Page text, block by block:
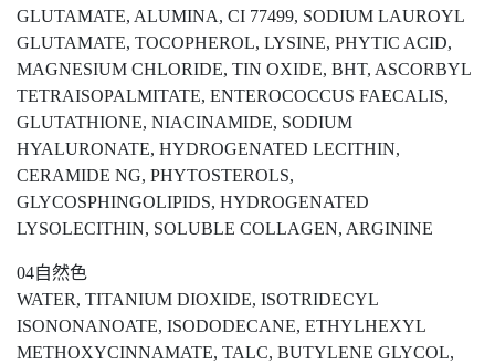
GLUTAMATE, ALUMINA, CI 77499, SODIUM LAUROYL
GLUTAMATE, TOCOPHEROL, LYSINE, PHYTIC ACID,
MAGNESIUM CHLORIDE, TIN OXIDE, BHT, ASCORBYL
TETRAISOPALMITATE, ENTEROCOCCUS FAECALIS,
GLUTATHIONE, NIACINAMIDE, SODIUM
HYALURONATE, HYDROGENATED LECITHIN,
CERAMIDE NG, PHYTOSTEROLS,
GLYCOSPHINGOLIPIDS, HYDROGENATED
LYSOLECITHIN, SOLUBLE COLLAGEN, ARGININE
04自然色
WATER, TITANIUM DIOXIDE, ISOTRIDECYL
ISONONANOATE, ISODODECANE, ETHYLHEXYL
METHOXYCINNAMATE, TALC, BUTYLENE GLYCOL,